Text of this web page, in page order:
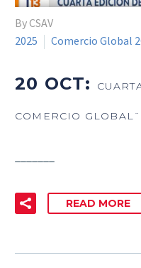
By CSAV
2025
Comercio Global
20 OCT:
COMERCIO
READ MORE